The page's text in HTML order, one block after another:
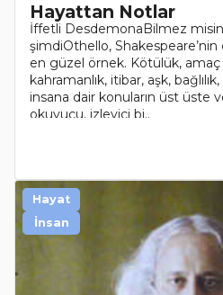
Hayattan Notlar
İffetli DesdemonaBilmez misin
şimdiOthello, Shakespeare’nin
en güzel örnek. Kötülük,
kahramanlık, itibar, aşk,
insana dair konuların üst üste
okuyucu, izleyici bi..
Hayat
İnsan